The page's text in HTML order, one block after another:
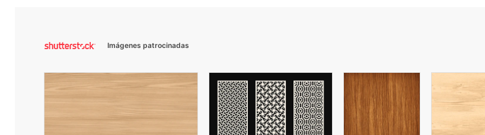
Imágenes patrocinadas